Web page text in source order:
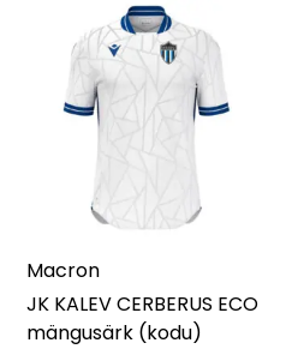
Macron
JK KALEV CERBERUS ECO
mängusärk (kodu)